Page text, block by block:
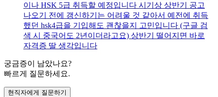
이나 HSK 5급 취득할 예정입니다 시기상 상반기 공고
나오기 전에 갱신하기는 어려울 것 같아서 예전에 취득
했던 hsk4급을 기입해도 괜찮을지 고민입니다 (구글 검
색 시 중국어도 2년이더라고요) 상반기 떨어지면 바로
자격증 딸 생각입니다
궁금증이 남았나요?
빠르게 질문하세요.
현직자에게 질문하기